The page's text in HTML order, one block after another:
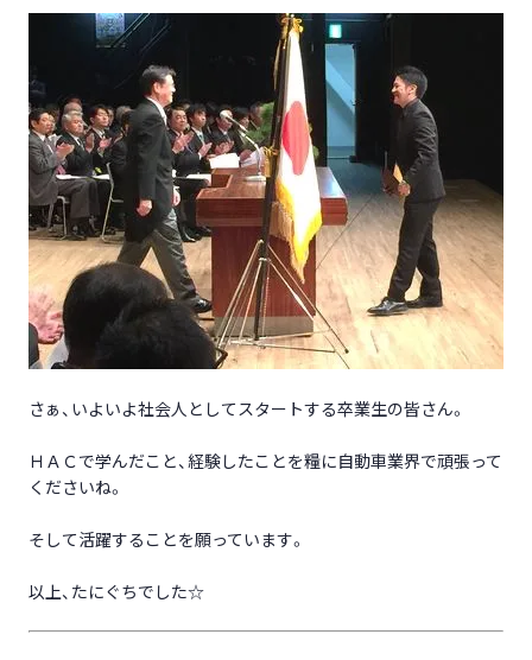
さぁ、いよいよ社会人としてスタートする卒業生の皆さん。
ＨＡＣで学んだこと、経験したことを糧に自動車業界で頑張って
くださいね。
そして活躍することを願っています。
以上、たにぐちでした☆